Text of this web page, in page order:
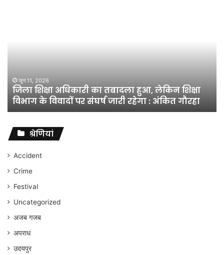
शिक्षा
विभाग
विवादों
संघर्ष
जारी
रहेगा
अंकित
गौरहा
जून 11, 2026
जिला शिक्षा अधिकारी का तबादला हुआ, लेकिन शिक्षा
विभाग के विवादों पर संघर्ष जारी रहेगा : अंकित गौरहा
श्रेणियां
Accident
Crime
Festival
Uncategorized
अजब गजब
अपराध
उदयपुर